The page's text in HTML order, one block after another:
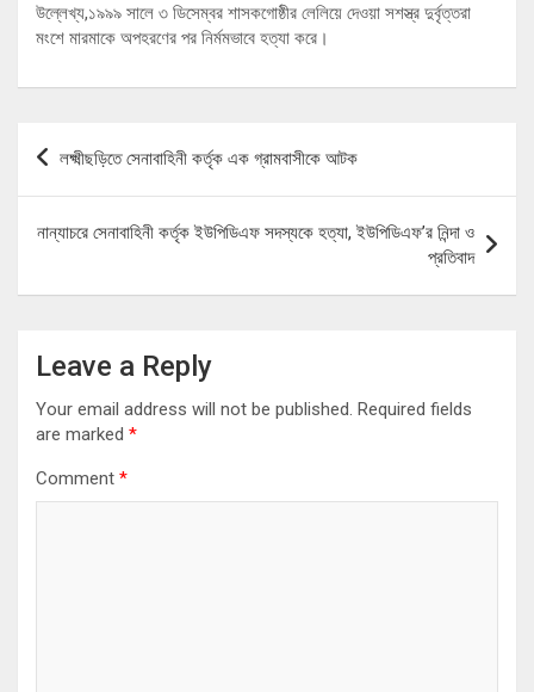
উল্লেখ্য,১৯৯৯ সালে ৩ ডিসেম্বর শাসকগোষ্ঠীর লেলিয়ে দেওয়া সশস্ত্র দুর্বৃত্তরা
মংশে মারমাকে অপহরণের পর নির্মমভাবে হত্যা করে।
Post
navigation
লক্ষ্মীছড়িতে সেনাবাহিনী কর্তৃক এক গ্রামবাসীকে আটক
নান্যাচরে সেনাবাহিনী কর্তৃক ইউপিডিএফ সদস্যকে হত্যা, ইউপিডিএফ’র নিন্দা ও
প্রতিবাদ
Leave a Reply
Your email address will not be published. Required fields
are marked *
Comment *